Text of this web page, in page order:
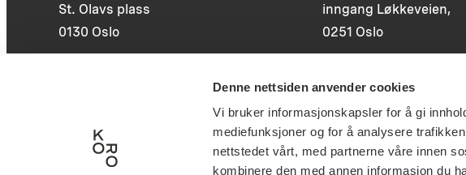
Denne nettsiden anvender cookies
Vi bruker informasjonskapsler for å gi
mediefunksjoner og for å analysere
nettstedet vårt, med partnerne våre innen
kombinere den med annen informasjon du
St. Olavs plass
0130 Oslo
inngang Løkkeveien,
0251 Oslo